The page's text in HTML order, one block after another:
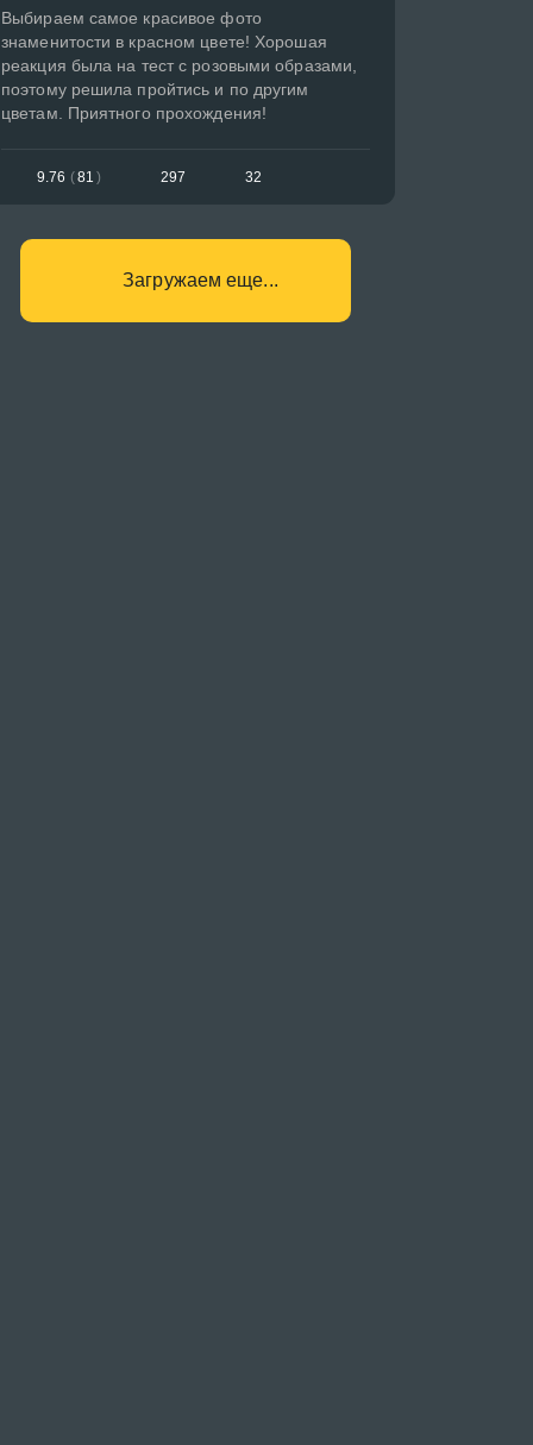
Выбираем самое красивое фото
знаменитости в красном цвете! Хорошая
реакция была на тест с розовыми образами,
поэтому решила пройтись и по другим
цветам. Приятного прохождения!
9.76 (81 ) 297 32
Загружаем еще...